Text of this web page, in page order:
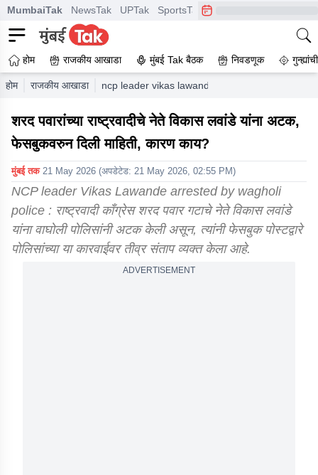
MumbaiTak NewsTak UPTak SportsTak CrimeTak
होम राजकीय आखाडा मुंबई Tak बैठक निवडणूक
होम राजकीय आखाडा ncp leader vikas lawande arrested by wagholi
शरद पवारांच्या राष्ट्रवादीचे नेते विकास लवांडे यांना अटक,
फेसबुकवरुन दिली माहिती, कारण काय?
मुंबई तक 21 May 2026 (अपडेटेड: 21 May 2026, 02:55 PM)
NCP leader Vikas Lawande arrested by wagholi
police : राष्ट्रवादी काँग्रेस शरद पवार गटाचे नेते विकास लवांडे
यांना वाघोली पोलिसांनी अटक केली असून, त्यांनी फेसबुक पोस्टद्वारे
पोलिसांच्या या कारवाईवर तीव्र संताप व्यक्त केला आहे.
ADVERTISEMENT